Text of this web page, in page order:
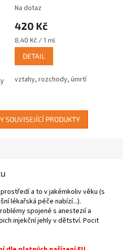
Na dotaz
420 Kč
Měrná
cena:
8,40 Kč / 1 ml
DETAIL
vztahy, rozchody, úmrtí
SOUVISEJÍCÍ PRODUKTY
a to v jakémkoliv věku (s
lékařská péče nabízí...).
spojené s anestezií a
injekční jehly v dětství. Pocit